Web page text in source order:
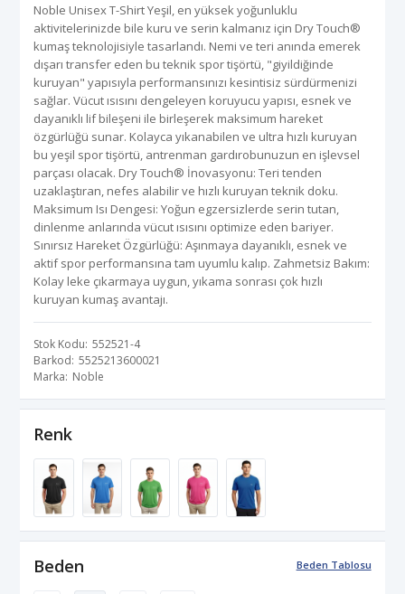
Noble Unisex T-Shirt Yeşil, en yüksek yoğunluklu
aktivitelerinizde bile kuru ve serin kalmanız için Dry Touch®
kumaş teknolojisiyle tasarlandı. Nemi ve teri anında emerek
dışarı transfer eden bu teknik spor tişörtü, "giyildiğinde
kuruyan" yapısıyla performansınızı kesintisiz sürdürmenizi
sağlar. Vücut ısısını dengeleyen koruyucu yapısı, esnek ve
dayanıklı lif bileşeni ile birleşerek maksimum hareket
özgürlüğü sunar. Kolayca yıkanabilen ve ultra hızlı kuruyan
bu yeşil spor tişörtü, antrenman gardırobunuzun en işlevsel
parçası olacak. Dry Touch® İnovasyonu: Teri tenden
uzaklaştıran, nefes alabilir ve hızlı kuruyan teknik doku.
Maksimum Isı Dengesi: Yoğun egzersizlerde serin tutan,
dinlenme anlarında vücut ısısını optimize eden bariyer.
Sınırsız Hareket Özgürlüğü: Aşınmaya dayanıklı, esnek ve
aktif spor performansına tam uyumlu kalıp. Zahmetsiz Bakım:
Kolay leke çıkarmaya uygun, yıkama sonrası çok hızlı
kuruyan kumaş avantajı.
Stok Kodu 552521-4
Barkod 5525213600021
Marka Noble
Renk
Beden Tablosu
Beden